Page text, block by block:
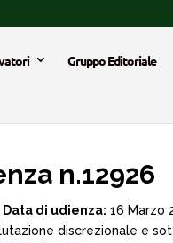
Gruppo Editoriale
n.12926
Data di udienza: 16 Marzo
discrezionale e